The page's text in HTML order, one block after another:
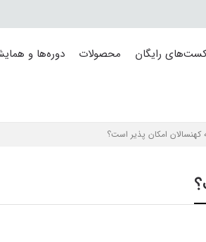
رایگان محصولات دوره‌ها و
امکان پذیر است؟